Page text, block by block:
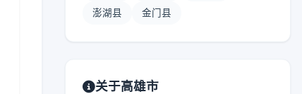
澎湖县 金门县
关于高雄市